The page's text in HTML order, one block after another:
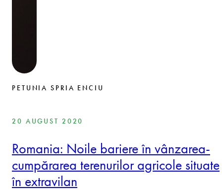
PETUNIA SPRIA ENCIU
20 AUGUST 2020
Romania: Noile bariere în vânzarea-
cumpărarea terenurilor agricole situate
în extravilan